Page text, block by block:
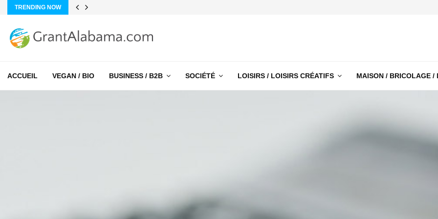
TRENDING NOW
ACCUEIL VEGAN / BIO BUSINESS / B2B SOCIÉTÉ LOISIRS / LOISIRS CRÉATIFS MAISON / BRICOLAGE /